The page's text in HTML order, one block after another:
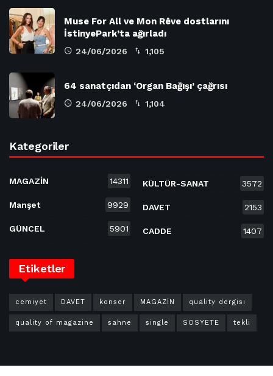
Muse For All ve Mon Rêve dostlarını
İstinyePark’ta ağırladı
24/06/2026 1,105
64 sanatçıdan ‘Organ Bağışı’ çağrısı
24/06/2026 1,104
Kategoriler
MAGAZİN 14311
Manşet 9929
GÜNCEL 5901
KÜLTÜR-SANAT 3572
DAVET 2153
CADDE 1407
Etiketler
cemiyet DAVET konser MAGAZİN quality dergisi
quality of magazine sahne single SOSYETE tekli